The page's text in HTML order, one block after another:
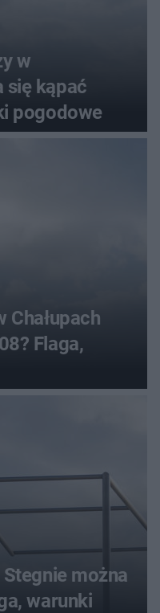
w
się kąpać
pogodowe
Chałupach
Flaga,
można
warunki